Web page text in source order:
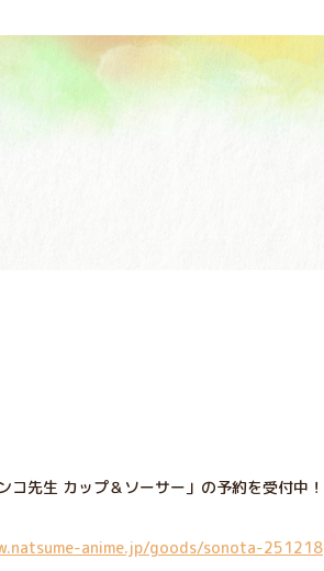
コ先生 カップ＆ソーサー」の予約を受付中！
anime.jp/goods/sonota-251218